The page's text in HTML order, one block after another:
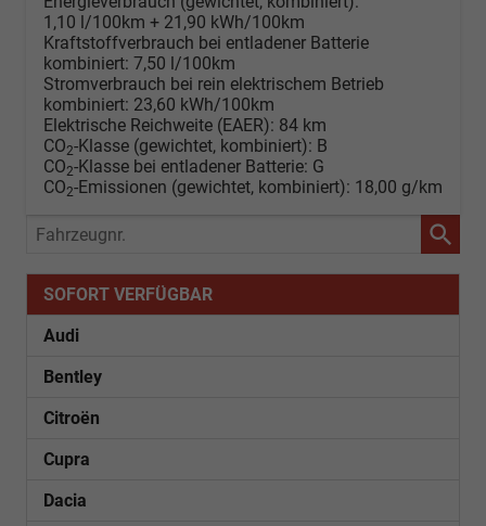
1,10 l/100km + 21,90 kWh/100km
Kraftstoffverbrauch bei entladener Batterie
kombiniert: 7,50 l/100km
Stromverbrauch bei rein elektrischem Betrieb
kombiniert: 23,60 kWh/100km
Elektrische Reichweite (EAER): 84 km
CO2-Klasse (gewichtet, kombiniert): B
CO2-Klasse bei entladener Batterie: G
CO2-Emissionen (gewichtet, kombiniert): 18,00 g/km
Fahrzeugnr.
SOFORT VERFÜGBAR
Audi
Bentley
Citroën
Cupra
Dacia